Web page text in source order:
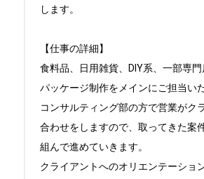
します。
【仕事の詳細】
食料品、日用雑貨、DIY系、一部専
パッケージ制作をメインにご担当い
コンサルティング部の方で営業がク
合わせをしますので、取ってきた案
組んで進めていきます。
クライアントへのオリエンテーショ